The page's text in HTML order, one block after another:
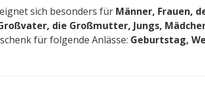
eignet sich besonders für Männer, Frauen,
die Großmutter, Jungs,
für folgende Anlässe: Geburtstag,